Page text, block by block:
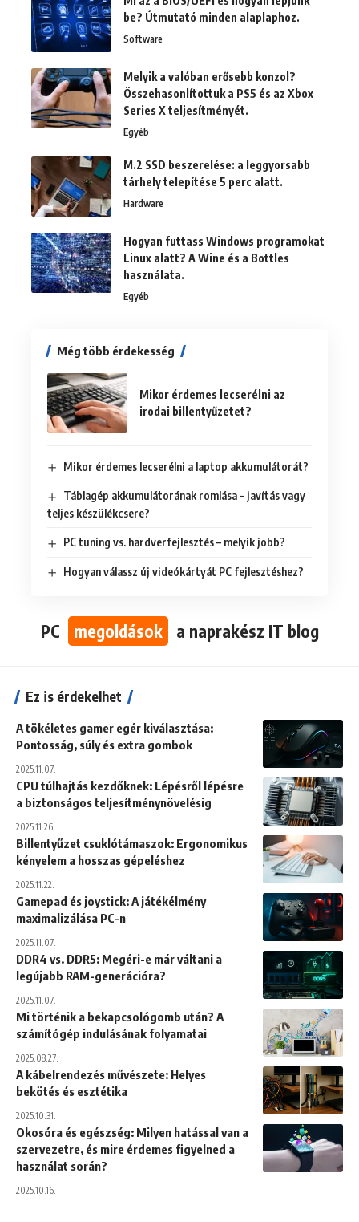
be? Útmutató minden alaplaphoz.
Software
Melyik a valóban erősebb konzol?
Összehasonlítottuk a PS5 és az Xbox
Series X teljesítményét.
Egyéb
M.2 SSD beszerelése: a leggyorsabb
tárhely telepítése 5 perc alatt.
Hardware
Hogyan futtass Windows programokat
Linux alatt? A Wine és a Bottles
használata.
Egyéb
Még több érdekesség
Mikor érdemes lecserélni az
irodai billentyűzetet?
Mikor érdemes lecserélni a laptop akkumulátorát?
Táblagép akkumulátorának romlása – javítás vagy
teljes készülékcsere?
PC tuning vs. hardverfejlesztés – melyik jobb?
Hogyan válassz új videókártyát PC fejlesztéshez?
PC megoldások a naprakész IT blog
Ez is érdekelhet
A tökéletes gamer egér kiválasztása:
Pontosság, súly és extra gombok
2025.11.07.
CPU túlhajtás kezdőknek: Lépésről lépésre
a biztonságos teljesítménynövelésig
2025.11.26.
Billentyűzet csuklótámaszok: Ergonomikus
kényelem a hosszas gépeléshez
2025.11.22.
Gamepad és joystick: A játékélmény
maximalizálása PC-n
2025.11.07.
DDR4 vs. DDR5: Megéri-e már váltani a
legújabb RAM-generációra?
2025.11.07.
Mi történik a bekapcsológomb után? A
számítógép indulásának folyamatai
2025.08.27.
A kábelrendezés művészete: Helyes
bekötés és esztétika
2025.10.31.
Okosóra és egészség: Milyen hatással van a
szervezetre, és mire érdemes figyelned a
használat során?
2025.10.16.